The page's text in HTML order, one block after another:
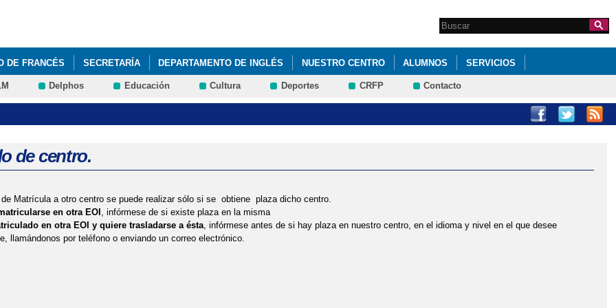
Formulario de
búsqueda
Search this site
DE FRANCÉS SECRETARÍA DEPARTAMENTO DE INGLÉS NUESTRO CENTRO ALUMNOS SERVICIOS
DEPARTAMENTO DE ALEMÁN
Delphos Educación Cultura Deportes CRFP Contacto
de centro.
Matrícula a otro centro se puede realizar sólo si se obtiene plaza dicho centro.
en otra EOI , infórmese de si existe plaza en la misma
en otra EOI y quiere trasladarse a ésta, infórmese antes de si hay plaza en nuestro centro, en el idioma y nivel en el que desee
llamándonos por teléfono o enviando un correo electrónico.